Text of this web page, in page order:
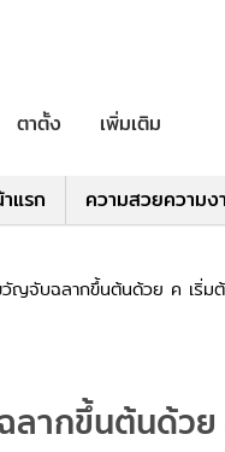
ตาตั้ง เพิ่มเติม
แรก ความสวยความง
วัญจับฉลากขึ้นต้นด้วย ค เริ่ม
ากขึ้นต้นด้ว